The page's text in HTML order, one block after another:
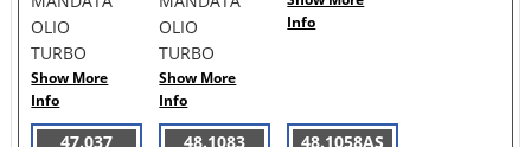
OLIO
TURBO
Show More
Info
OLIO
TURBO
Show More
Info
Info
47.037 48.1083 48.1058AS